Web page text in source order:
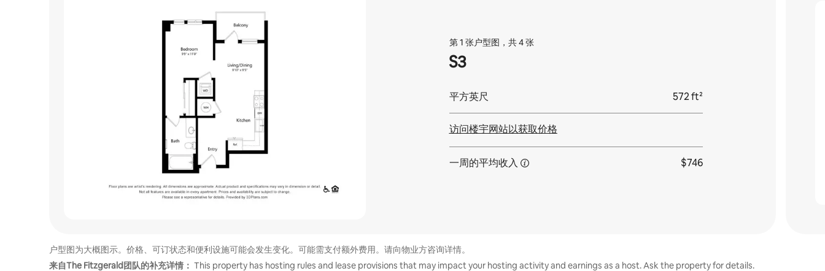
第 1 张户型图，共 4 张
S3
平方英尺 572 ft²
访问楼宇网站以获取价格
一周的平均收入 $746
户型图为大概图示。价格、可订状态和便利设施可能会发生变化。可能需支付额外费用。请向物业方咨询详情。
来自The Fitzgerald团队的补充详情： This property has hosting rules and lease provisions that may impact your hosting activity and earnings as a host. Ask the property for details.